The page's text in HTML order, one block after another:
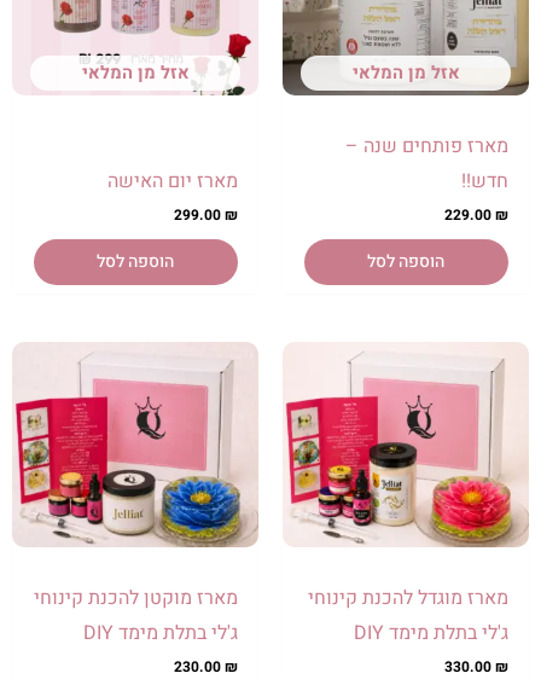
אזל מן המלאי
מארז פותחים שנה –
חדש!!
229.00₪
הוספה לסל
אזל מן המלאי
מארז יום האישה
299.00₪
הוספה לסל
מארז מוגדל להכנת קינוחי
ג'לי בתלת מימד DIY
330.00₪
מארז מוקטן להכנת קינוחי
ג'לי בתלת מימד DIY
230.00₪